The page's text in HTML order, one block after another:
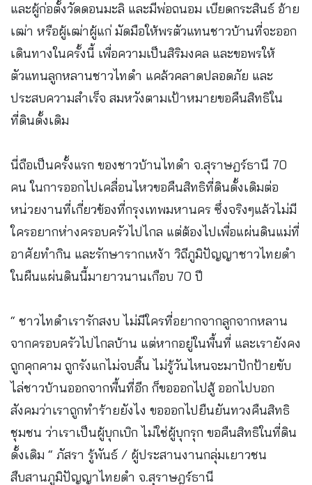
และผู้ก่อตั้งวัดดอนมะลิ และมีพ่อถนอม เบียดกระสินธ์ อ้าย
เฒ่า หรือผู้เฒ่าผู้แก่ มัดมือให้พรตัวแทนชาวบ้านที่จะออก
เดินทางในครั้งนี้ เพื่อความเป็นสิริมงคล และขอพรให้
ตัวแทนลูกหลานชาวไทดำ แคล้วคลาดปลอดภัย และ
ประสบความสำเร็จ สมหวังตามเป้าหมายขอคืนสิทธิใน
ที่ดินดั้งเดิม
นี่ถือเป็นครั้งแรก ของชาวบ้านไทดำ จ.สุราษฎร์ธานี 70
คน ในการออกไปเคลื่อนไหวขอคืนสิทธิที่ดินดั้งเดิมต่อ
หน่วยงานที่เกี่ยวข้องที่กรุงเทพมหานคร ซึ่งจริงๆแล้วไม่มี
ใครอยากห่างครอบครัวไปไกล แต่ต้องไปเพื่อแผ่นดินแม่ที่
อาศัยทำกิน และรักษารากเหง้า วิถีภูมิปัญญาชาวไทยดำ
ในผืนแผ่นดินนี้มายาวนานเกือบ 70 ปี
“ ชาวไทดำเรารักสงบ ไม่มีใครที่อยากจากลูกจากหลาน
จากครอบครัวไปไกลบ้าน แต่หากอยู่ในพื้นที่ และเรายังคง
ถูกคุกคาม ถูกรังแกไม่จบสิ้น ไม่รู้วันไหนจะมาปักป้ายขับ
ไล่ชาวบ้านออกจากพื้นที่อีก ก็ขอออกไปสู้ ออกไปบอก
สังคมว่าเราถูกทำร้ายยังไง ขอออกไปยืนยันทวงคืนสิทธิ
ชุมชน ว่าเราเป็นผู้บุกเบิก ไม่ใช่ผู้บุกรุก ขอคืนสิทธิในที่ดิน
ดั้งเดิม “ ภัสรา รู้พันธ์ / ผู้ประสานงานกลุ่มเยาวชน
สืบสานภูมิปัญญาไทยดำ จ.สุราษฎร์ธานี